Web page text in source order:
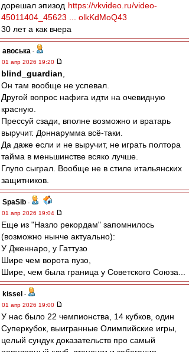
дорешал эпизод https://vkvideo.ru/video-
45011404_45623 ... olkKdMoQ43
30 лет а как вчера
авоська -
01 апр 2026 19:20
blind_guardian
Он там вообще не успевал.
Другой вопрос нафига идти на очевидную
красную.
Прессуй сзади, вполне возможно и вратарь
выручит. Доннарумма всё-таки.
Да даже если и не выручит, не играть полтора
тайма в меньшинстве всяко лучше.
Глупо сыграл. Вообще не в стиле итальянских
защитников.
SpaSib -
01 апр 2026 19:04
Еще из "Назло рекордам" запомнилось
(возможно нынче актуально):
У Дженнаро, у Гаттузо
Шире чем ворота пузо,
Шире, чем была граница у Советского Союза...
kissel -
01 апр 2026 19:00
У нас было 22 чемпионства, 14 кубков, один
Суперкубок, выигранные Олимпийские игры,
целый сундук доказательств про самый